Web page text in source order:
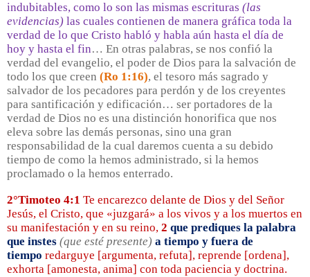
indubitables, como lo son las mismas escrituras (las
evidencias) las cuales contienen de manera gráfica toda la
verdad de lo que Cristo habló y habla aún hasta el día de
hoy y hasta el fin… En otras palabras, se nos confió la
verdad del evangelio, el poder de Dios para la salvación de
todo los que creen (Ro 1:16), el tesoro más sagrado y
salvador de los pecadores para perdón y de los creyentes
para santificación y edificación… ser portadores de la
verdad de Dios no es una distinción honorifica que nos
eleva sobre las demás personas, sino una gran
responsabilidad de la cual daremos cuenta a su debido
tiempo de como la hemos administrado, si la hemos
proclamado o la hemos enterrado.
2°Timoteo 4:1 Te encarezco delante de Dios y del Señor
Jesús, el Cristo, que «juzgará» a los vivos y a los muertos en
su manifestación y en su reino, 2 que prediques la palabra
que instes (que esté presente) a tiempo y fuera de
tiempo redarguye [argumenta, refuta], reprende [ordena],
exhorta [amonesta, anima] con toda paciencia y doctrina.